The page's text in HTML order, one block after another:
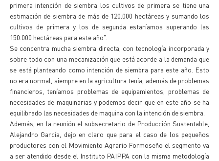
primera intención de siembra los cultivos de primera se tiene una
estimación de siembra de más de 120.000 hectáreas y sumando los
cultivos de primera y los de segunda estaríamos superando las
150.000 hectáreas para este año".
Se concentra mucha siembra directa, con tecnología incorporada y
sobre todo con una mecanización que está acorde a la demanda que
se está planteando como intención de siembra para este año. Esto
no era normal, siempre en la agricultura tenía, además de problemas
financieros, teníamos problemas de equipamientos, problemas de
necesidades de maquinarias y podemos decir que en este año se ha
equilibrado las necesidades de maquina con la intención de siembra.
Además, en la reunión el subsecretario de Producción Sustentable,
Alejandro García, dejo en claro que para el caso de los pequeños
productores con el Movimiento Agrario Formoseño el segmento va
a ser atendido desde el Instituto PAIPPA con la misma metodología